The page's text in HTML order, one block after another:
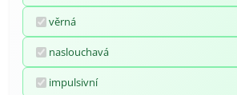
věrná
naslouchavá
impulsivní